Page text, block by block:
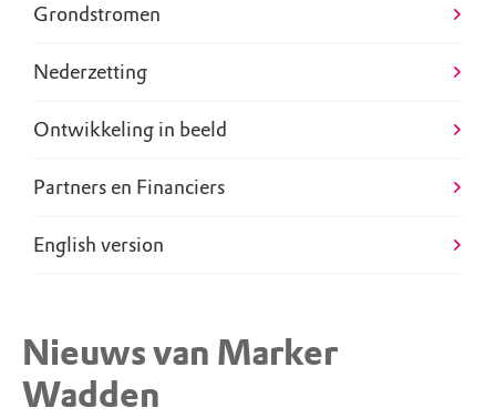
Grondstromen
Nederzetting
Ontwikkeling in beeld
Partners en Financiers
English version
Nieuws van Marker
Wadden